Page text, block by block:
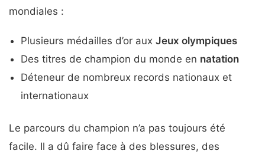
mondiales :
Plusieurs médailles d’or aux Jeux olympiques
Des titres de champion du monde en natation
Déteneur de nombreux records nationaux et
internationaux
Le parcours du champion n’a pas toujours été
facile. Il a dû faire face à des blessures, des